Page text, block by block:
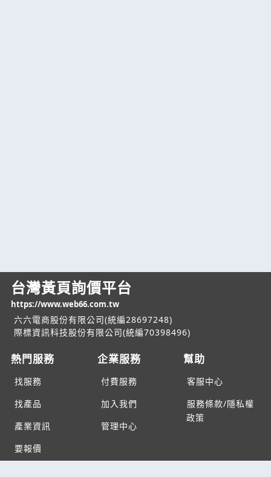
台灣黃頁詢價平台
https://www.web66.com.tw
六六電商股份有限公司(統編28697248)
際標資訊科技股份有限公司(統編70398496)
熱門服務
找服務
找產品
產業資訊
要報價
企業服務
付費服務
加入我們
管理中心
幫助
客服中心
服務條款/隱私權
政策